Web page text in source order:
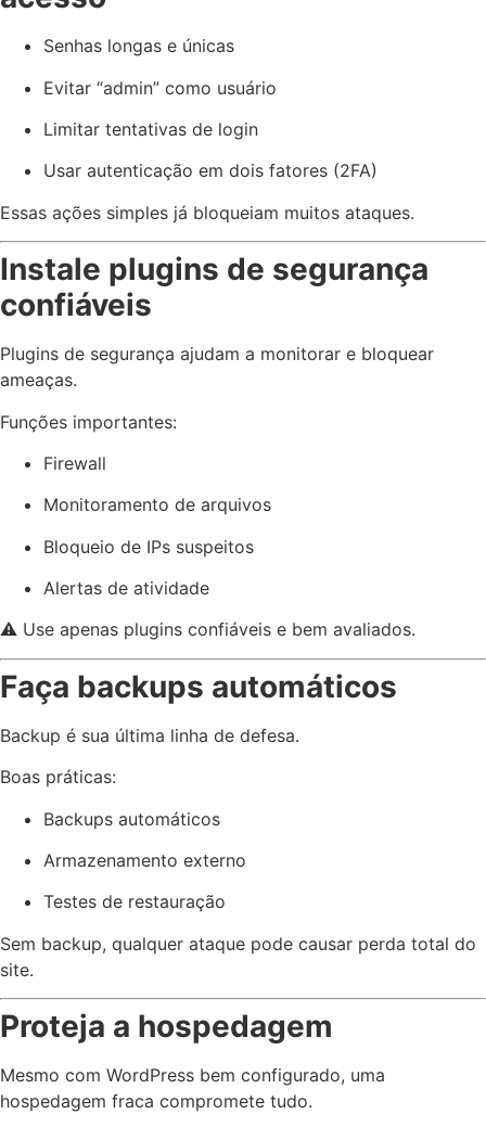
Senhas longas e únicas
Evitar “admin” como usuário
Limitar tentativas de login
Usar autenticação em dois fatores (2FA)
Essas ações simples já bloqueiam muitos ataques.
Instale plugins de segurança
confiáveis
Plugins de segurança ajudam a monitorar e bloquear
ameaças.
Funções importantes:
Firewall
Monitoramento de arquivos
Bloqueio de IPs suspeitos
Alertas de atividade
⚠️ Use apenas plugins confiáveis e bem avaliados.
Faça backups automáticos
Backup é sua última linha de defesa.
Boas práticas:
Backups automáticos
Armazenamento externo
Testes de restauração
Sem backup, qualquer ataque pode causar perda total do
site.
Proteja a hospedagem
Mesmo com WordPress bem configurado, uma
hospedagem fraca compromete tudo.